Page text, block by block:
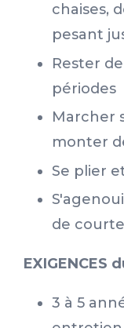
chaises,
pesant
Rester
périodes
Marcher
monter
Se plier
de
EXIGENCES
3 à 5